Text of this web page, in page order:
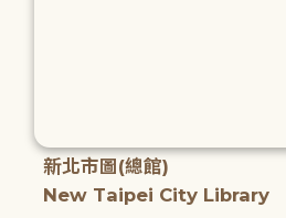
新北市圖(總館)
New Taipei City Library